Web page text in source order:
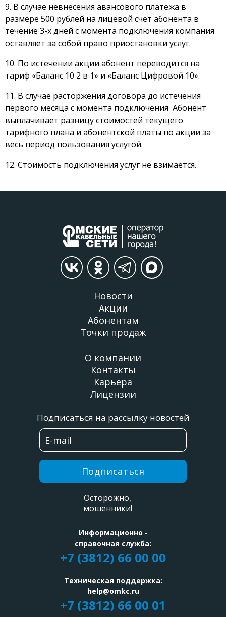
9. В случае невнесения авансового платежа в
размере 500 рублей на лицевой счет абонента в
течение 3-х дней с момента подключения компания
оставляет за собой право приостановки услуг.
10. По истечении акции абонент переводится на
тариф «Баланс 10 2 в 1» и «Баланс Цифровой 10».
11. В случае расторжения договора до истечения
первого месяца с момента подключения Абонент
выплачивает разницу стоимостей текущего
тарифного плана и абонентской платы по акции за
весь период пользования услугой.
12. Стоимость подключения услуг не взимается.
Новости
Акции
Абонентам
Точки продаж
О компании
Контакты
Карьера
Лицензии
Подписаться на рассылку новостей
Подписаться
Осторожно,
мошенники!
Информационно -
справочная служба:
+7 (3812) 66 00 00
Техническая поддержка:
help@omkc.ru
+7 (3812) 66 00 01